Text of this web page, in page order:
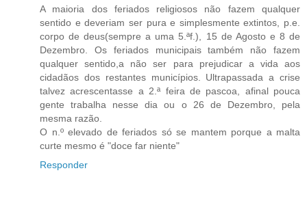
A maioria dos feriados religiosos não fazem qualquer
sentido e deveriam ser pura e simplesmente extintos, p.e.
corpo de deus(sempre a uma 5.ªf.), 15 de Agosto e 8 de
Dezembro. Os feriados municipais também não fazem
qualquer sentido,a não ser para prejudicar a vida aos
cidadãos dos restantes municípios. Ultrapassada a crise
talvez acrescentasse a 2.ª feira de pascoa, afinal pouca
gente trabalha nesse dia ou o 26 de Dezembro, pela
mesma razão.
O n.º elevado de feriados só se mantem porque a malta
curte mesmo é "doce far niente"
Responder